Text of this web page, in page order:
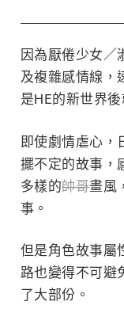
因為厭倦少女／
及複雜感情線，
是HE的新世界
即使劇情虐心，
擺不定的故事，
多樣的帥哥畫風
事。
但是角色故事屬
路也變得不可避
了大部份。